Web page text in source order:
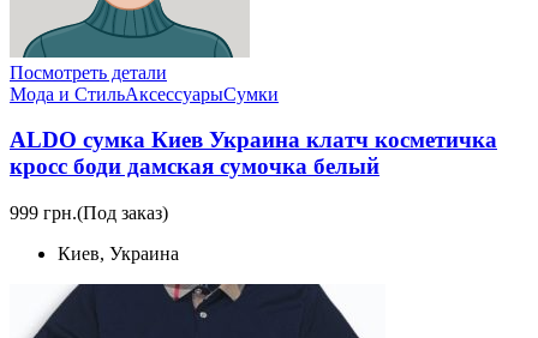
Посмотреть детали
Мода и СтильАксессуарыСумки
ALDO сумка Киев Украина клатч косметичка
кросс боди дамская сумочка белый
999 грн.(Под заказ)
Киев, Украина